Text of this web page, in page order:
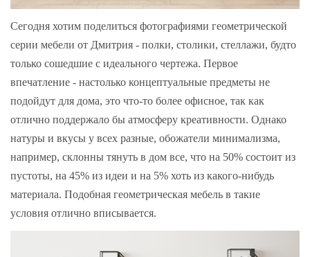
Сегодня хотим поделиться фотографиями геометрической
серии мебели от Дмитрия - полки, столики, стеллажи, будто
только сошедшие с идеального чертежа. Первое
впечатление - настолько концептуальные предметы не
подойдут для дома, это что-то более офисное, так как
отлично поддержало бы атмосферу креативности. Однако
натуры и вкусы у всех разные, обожатели минимализма,
например, склонны тянуть в дом все, что на 50% состоит из
пустоты, на 45% из идеи и на 5% хоть из какого-нибудь
материала. Подобная геометрическая мебель в такие
условия отлично вписывается.